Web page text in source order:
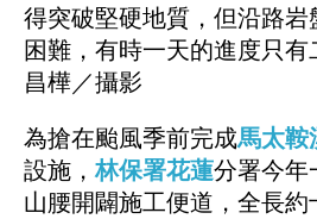
得突破堅硬地質，但沿路
困難，有時一天的進度只
昌樺／攝影
為搶在颱風季前完成馬太鞍
設施，林保署花蓮分署今年
山腰開闢施工便道，全長